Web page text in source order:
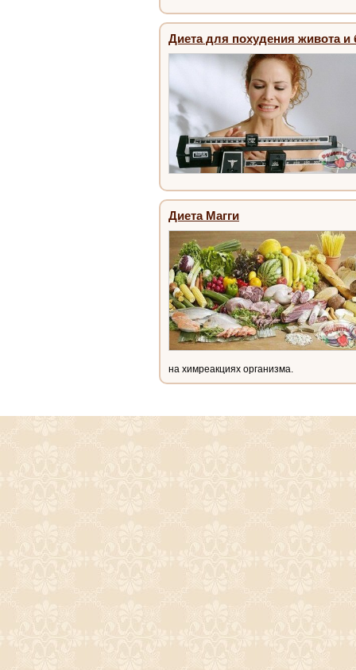
Диета для похудения живота и
Диета Магги
на химреакциях организма.